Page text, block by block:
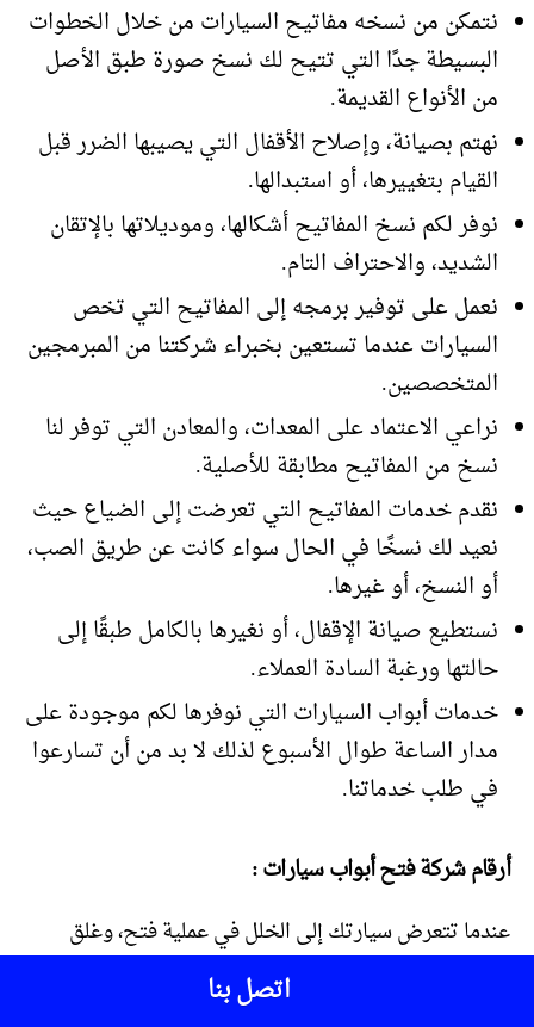
نتمكن من نسخه مفاتيح السيارات من خلال الخطوات
البسيطة جدًا التي تتيح لك نسخ صورة طبق الأصل
من الأنواع القديمة.
نهتم بصيانة، وإصلاح الأقفال التي يصيبها الضرر قبل
القيام بتغييرها، أو استبدالها.
نوفر لكم نسخ المفاتيح أشكالها، وموديلاتها بالإتقان
الشديد، والاحتراف التام.
نعمل على توفير برمجه إلى المفاتيح التي تخص
السيارات عندما تستعين بخبراء شركتنا من المبرمجين
المتخصصين.
نراعي الاعتماد على المعدات، والمعادن التي توفر لنا
نسخ من المفاتيح مطابقة للأصلية.
نقدم خدمات المفاتيح التي تعرضت إلى الضياع حيث
نعيد لك نسخًا في الحال سواء كانت عن طريق الصب،
أو النسخ، أو غيرها.
نستطيع صيانة الإقفال، أو نغيرها بالكامل طبقًا إلى
حالتها ورغبة السادة العملاء.
خدمات أبواب السيارات التي نوفرها لكم موجودة على
مدار الساعة طوال الأسبوع لذلك لا بد من أن تسارعوا
في طلب خدماتنا.
أرقام شركة فتح أبواب سيارات :
عندما تتعرض سيارتك إلى الخلل في عملية فتح، وغلق
الأبواب، أو يضيع منك المفتاح، أو تفقده، أو تتعرض إلى
سرقة مفاتيحك فلا داعي إلى أن تصيبك الحيرة، والقلق لأننا
اتصل بنا